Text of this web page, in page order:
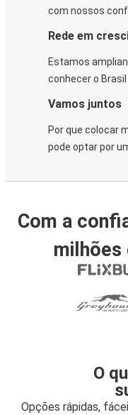
com nossos
Rede em
Estamos
conhecer o Brasil
Vamos juntos
Por que colocar
pode optar por
Com a
milhões
O
Opções rápidas,